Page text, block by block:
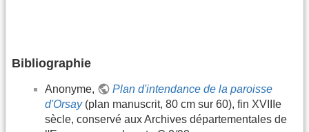
Bibliographie
Anonyme,
Plan d'intendance de la paroisse
d'Orsay(plan manuscrit, 80 cm sur 60), fin XVIIIe
sècle, conservé aux Archives départementales de